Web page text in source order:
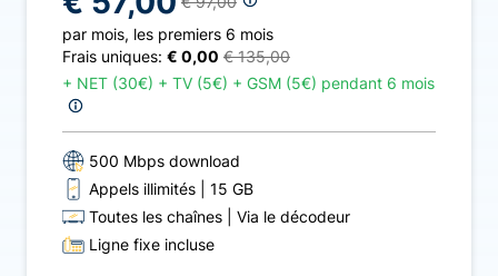
par mois, les premiers 6 mois
Frais uniques: € 0,00 € 135,00
+ NET (30€) + TV (5€) + GSM (5€) pendant 6 mois
500 Mbps download
Appels illimités
15 GB
Toutes les chaînes
Via le décodeur
Ligne fixe incluse